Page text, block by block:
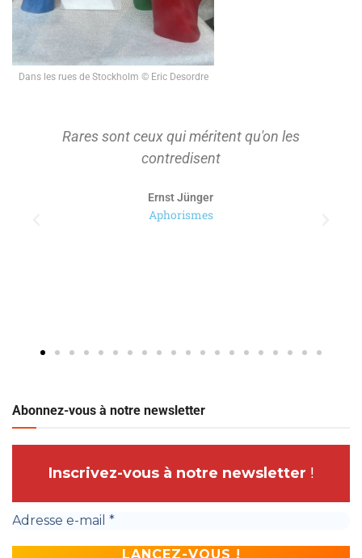
Dans les rues de Stockholm © Eric Desordre
Rares sont ceux qui méritent qu'on les
contredisent
Ernst Jünger
Aphorismes
Abonnez-vous à notre newsletter
Inscrivez-vous à notre newsletter !